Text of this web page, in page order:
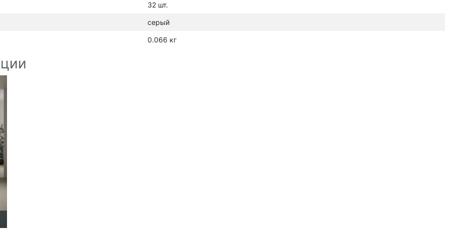
32 шт.
серый
0.066 кг